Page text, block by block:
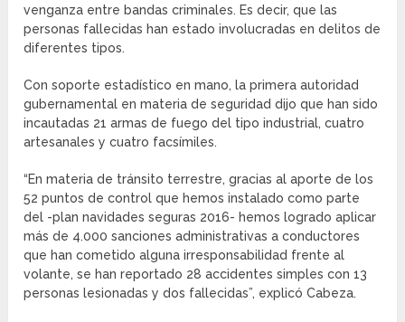
venganza entre bandas criminales. Es decir, que las
personas fallecidas han estado involucradas en delitos de
diferentes tipos.
Con soporte estadístico en mano, la primera autoridad
gubernamental en materia de seguridad dijo que han sido
incautadas 21 armas de fuego del tipo industrial, cuatro
artesanales y cuatro facsímiles.
“En materia de tránsito terrestre, gracias al aporte de los
52 puntos de control que hemos instalado como parte
del -plan navidades seguras 2016- hemos logrado aplicar
más de 4.000 sanciones administrativas a conductores
que han cometido alguna irresponsabilidad frente al
volante, se han reportado 28 accidentes simples con 13
personas lesionadas y dos fallecidas”, explicó Cabeza.